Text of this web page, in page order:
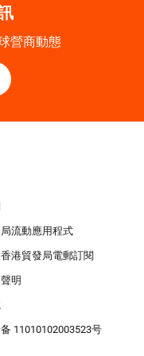
營商動態
流動應用程式
港貿發局電郵訂閱
明
11010102003523号